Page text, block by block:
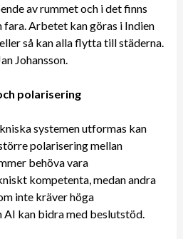
av rummet och i det finns
fara. Arbetet kan göras i Indien
så kan alla flytta till städerna.
Johansson.
polarisering
systemen utformas kan
polarisering mellan
behöva vara
kompetenta, medan andra
inte kräver höga
kan bidra med beslutstöd.